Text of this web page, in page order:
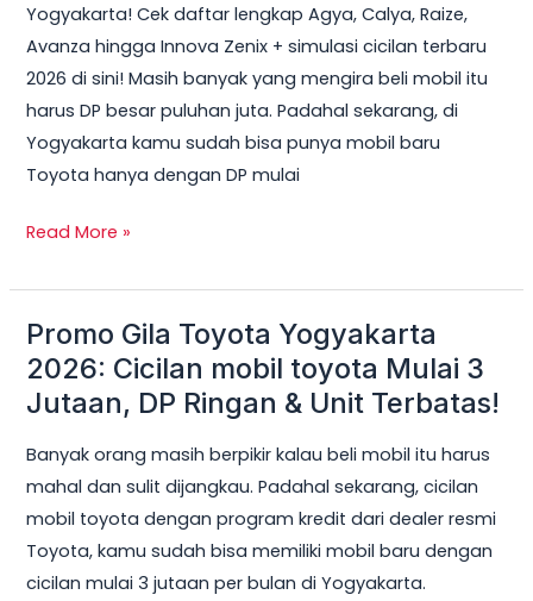
Yogyakarta! Cek daftar lengkap Agya, Calya, Raize,
Avanza hingga Innova Zenix + simulasi cicilan terbaru
2026 di sini! Masih banyak yang mengira beli mobil itu
harus DP besar puluhan juta. Padahal sekarang, di
Yogyakarta kamu sudah bisa punya mobil baru
Toyota hanya dengan DP mulai
Mobil
Toyota
di
Jogja?
Ini
Daftar
+
2026!
Read More »
Promo Gila Toyota Yogyakarta
2026: Cicilan mobil toyota Mulai 3
Jutaan, DP Ringan & Unit Terbatas!
Banyak orang masih berpikir kalau beli mobil itu harus
mahal dan sulit dijangkau. Padahal sekarang, cicilan
mobil toyota dengan program kredit dari dealer resmi
Toyota, kamu sudah bisa memiliki mobil baru dengan
cicilan mulai 3 jutaan per bulan di Yogyakarta.
Promo
Gila
Toyota
2026:
Cicilan
mobil
toyota
Mulai